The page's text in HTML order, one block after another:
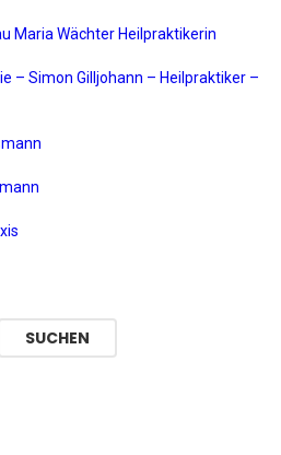
Maria Wächter Heilpraktikerin
– Simon Gilljohann – Heilpraktiker –
SUCHEN